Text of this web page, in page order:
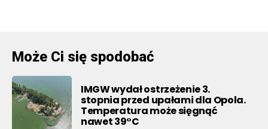
Może Ci się spodobać
IMGW wydał ostrzeżenie 3.
stopnia przed upałami dla Opola.
Temperatura może sięgnąć
nawet 39°C